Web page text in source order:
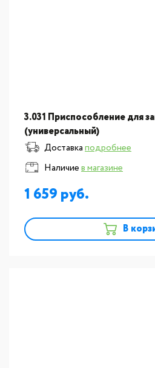
3.031 Приспособление для
(универсальный)
Доставкаподробнее
Наличиев магазине
1 659
В